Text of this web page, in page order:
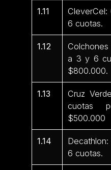
1.11
6 cuotas.
1.12
a 3 y 6
$800.000.
1.13
Cruz
cuotas
$500.000
1.14
6 cuotas.